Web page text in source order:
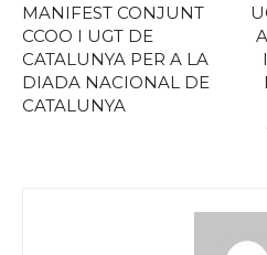
MANIFEST CONJUNT
CCOO I UGT DE
CATALUNYA PER A LA
DIADA NACIONAL DE
CATALUNYA